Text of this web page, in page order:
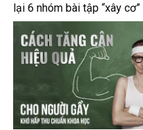
lại 6 nhóm bài tập “xây cơ”